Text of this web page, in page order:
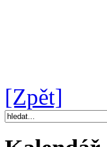
[Zpět]